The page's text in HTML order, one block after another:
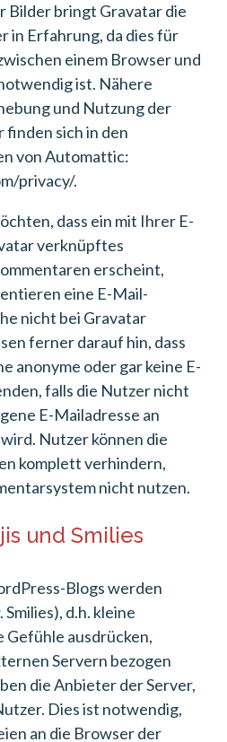
Bilder bringt Gravatar die
in Erfahrung, da dies für
einem Browser und
ist. Nähere
und Nutzung der
finden sich in den
von Automattic:
privacy/.
dass ein mit Ihrer E-
verknüpftes
erscheint,
eine E-Mail-
nicht bei Gravatar
ferner darauf hin, dass
anonyme oder gar keine E-
falls die Nutzer nicht
E-Mailadresse an
Nutzer können die
komplett verhindern,
nicht nutzen.
und Smilies
Blogs werden
d.h. kleine
Gefühle ausdrücken,
Servern bezogen
die Anbieter der Server,
Dies ist notwendig,
an die Browser der